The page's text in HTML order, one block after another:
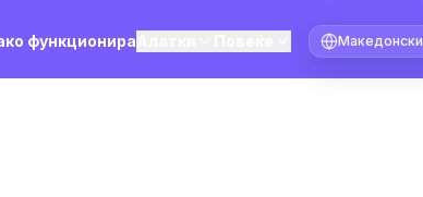
функционира Изберете јазик
Македонски